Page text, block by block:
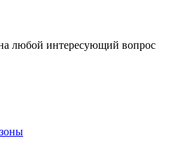
любой интересующий вопрос